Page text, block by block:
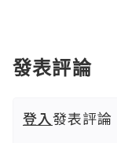
發表評論
登入發表評論